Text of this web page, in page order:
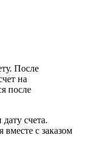
После
на
после
счета.
с заказом